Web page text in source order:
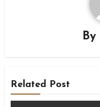
By
Related Post